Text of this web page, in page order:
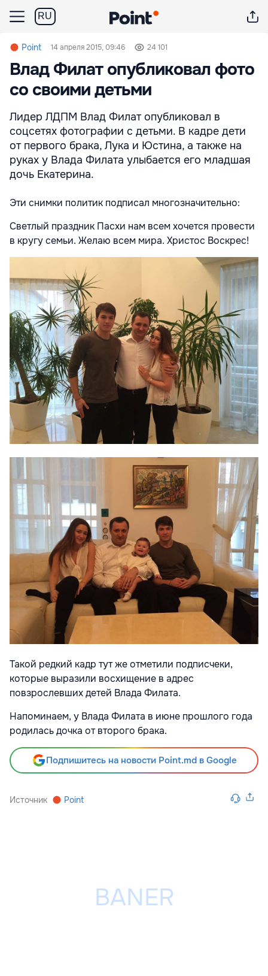
RU
Point 14 апреля 2015, 09:46 24 101
Влад Филат опубликовал фото
со своими детьми
Лидер ЛДПМ Влад Филат опубликовал в
соцсетях фотографии с детьми. В кадре дети
от первого брака, Лука и Юстина, а также на
руках у Влада Филата улыбается его младшая
дочь Екатерина.
Эти снимки политик подписал многозначительно:
Светлый праздник Пасхи нам всем хочется провести
в кругу семьи. Желаю всем мира. Христос Воскрес!
Такой редкий кадр тут же отметили подписчеки,
которые выразили восхищение в адрес
повзрослевших детей Влада Филата.
Напоминаем, у Влада Филата в июне прошлого года
родилась дочка от второго брака.
Подпишитесь на новости Point.md в Google
Источник Point